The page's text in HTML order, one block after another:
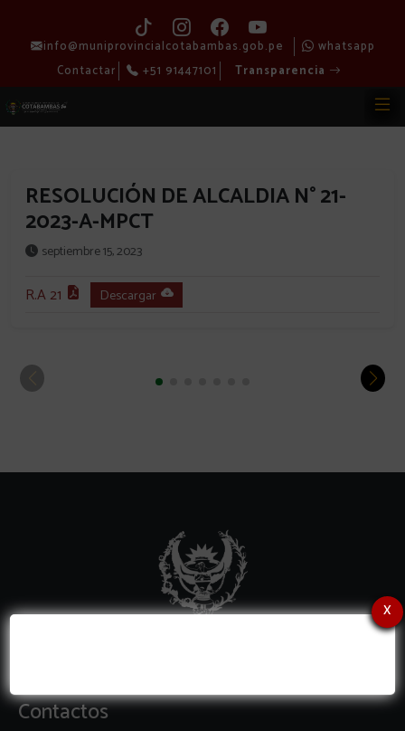
info@muniprovincialcotabambas.gob.pe
whatsapp
Contactar
+51 91447101 Transparencia
RESOLUCIÓN DE ALCALDIA N° 21-
2023-A-MPCT
septiembre 15, 2023
R.A 21 Descargar
x
Contactos